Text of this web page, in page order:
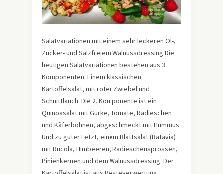
Salatvariationen mit einem sehr leckeren Öl-,
Zucker- und Salzfreiem Walnussdressing Die
heutigen Salatvariationen bestehen aus 3
Komponenten. Einem klassischen
Kartoffelsalat, mit roter Zwiebel und
Schnittlauch. Die 2. Komponente ist ein
Quinoasalat mit Gurke, Tomate, Radieschen
und Käferbohnen, abgeschmeckt mit Hummus.
Und zu guter Letzt, einem Blattsalat (Batavia)
mit Rucola, Himbeeren, Radieschensprossen,
Pinienkernen und dem Walnussdressing. Der